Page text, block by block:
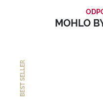
MOHLO
BEST SELLER